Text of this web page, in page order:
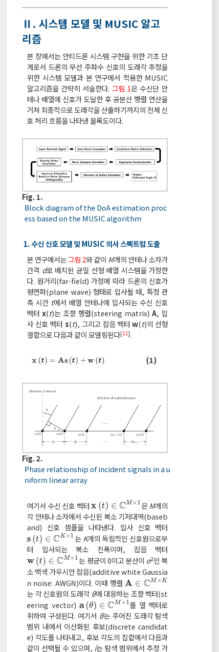
Ⅱ. 시스템 모델 및 MUSIC 알고
리즘
본 장에서는 안티드론 시스템 구현을 위한 기초 단
계로서 드론의 무선 주파수 신호의 도래각 추정을
위한 시스템 모델과 본 연구에서 적용한 MUSIC
알고리즘을 간략히 서술한다. 그림 1은 수신단 안
테나 배열에 신호가 도달한 후 공분산 행렬 연산을
거쳐 최종적으로 도래각을 산출하기까지의 전체 신
호 처리 흐름을 나타낸 블록도이다.
Fig. 1.
Block diagram of the DoA estimation proc
ess based on the MUSIC algorithm
1. 수신 신호 모델 및 MUSIC 의사 스펙트럼 도출
본 연구에서는그림 2와 같이 M개의 안테나 소자가
간격 d로 배치된 균일 선형 배열 시스템을 가정한
다. 원거리(far-field) 가정에 따라 드론의 신호가
평면파(plane wave) 형태로 입사될 때, 특정 관
측 시간 t에서 배열 안테나에 입사되는 수신 신호
벡터x(t)는 조향 행렬(steering matrix)A, 입
사 신호 벡터 s(t), 그리고 잡음 벡터w(t)의 선형
결합으로 다음과 같이 모델링된다[11].
x (t) = As(t) +w (t)
x t=Ast+wt (1)
Fig. 2.
Phase relationship of incident signals in a u
niform linear array
여기서 수신 신호 벡터x (t) ∈ CM×1
xt ∈C M×1 은M개의
각 안테나 소자에서 수신된 복소 기저대역(baseb
and) 신호 샘플을 나타낸다. 입사 신호 벡터
s(t) ∈ CK×1
st∈C K ×1 는 K개의 독립적인 신호원으로부
터 입사되는 복소 진폭이며, 잡음 벡터
w(t) ∈ CM×1
wt∈C M ×1 는 평균이 0이고 분산이 σ2인 복
소 백색 가우시안 잡음(additive white Gaussia
n noise: AWGN)이다. 이때 행렬 A ∈ CM×K
A∈C M×K
는 각 신호원의 도래각 θ에 대응하는 조향 벡터(st
eering vector)a(θ) ∈ CM×1
aθ∈C M ×1
를 열 벡터로
취하여 구성된다. 여기서 θ는 주어진 도래각 탐색
범위 내에서 이산화된 후보(discrete candidat
e) 각도를 나타내고, 후보 각도의 집합에서 다음과
같이 선택될 수 있으며, i는 탐색 범위에서 추정 가